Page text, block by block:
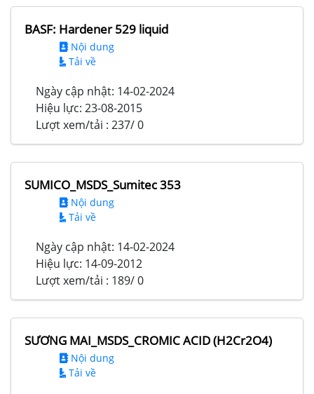
BASF: Hardener 529 liquid
Nội dung
Tải về
Ngày cập nhật: 14-02-2024
Hiệu lực: 23-08-2015
Lượt xem/tải : 237/ 0
SUMICO_MSDS_Sumitec 353
Nội dung
Tải về
Ngày cập nhật: 14-02-2024
Hiệu lực: 14-09-2012
Lượt xem/tải : 189/ 0
SƯƠNG MAI_MSDS_CROMIC ACID (H2Cr2O4)
Nội dung
Tải về